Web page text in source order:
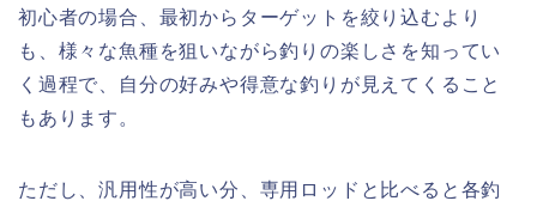
初心者の場合、最初からターゲットを絞り込むより
も、様々な魚種を狙いながら釣りの楽しさを知ってい
く過程で、自分の好みや得意な釣りが見えてくること
もあります。
ただし、汎用性が高い分、専用ロッドと比べると各釣